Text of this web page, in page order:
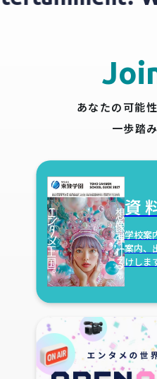
あなたの可能
一歩踏
資
学校案
案内、
けしま